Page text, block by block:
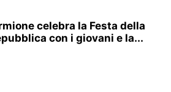
celebra la Festa della
con i giovani e la...